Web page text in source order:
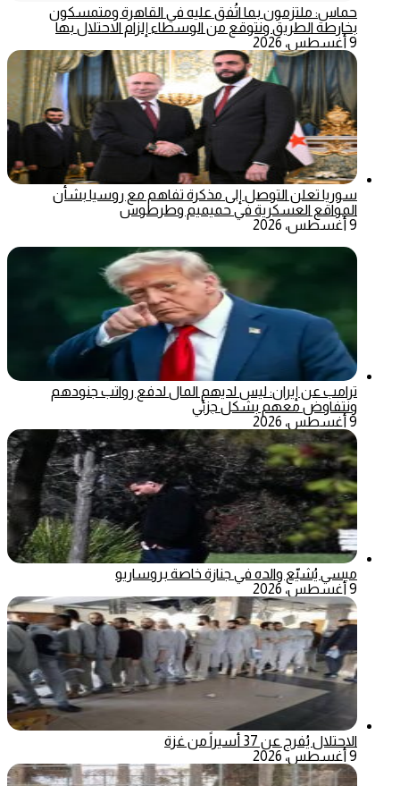
حماس: ملتزمون بما اتُفق عليه في القاهرة ومتمسكون
بخارطة الطريق ونتوقع من الوسطاء إلزام الاحتلال بها
9 أغسطس، 2026
سوريا تعلن التوصل إلى مذكرة تفاهم مع روسيا بشأن
المواقع العسكرية في حميميم وطرطوس
9 أغسطس، 2026
ترامب عن إيران: ليس لديهم المال لدفع رواتب جنودهم
ونتفاوض معهم بشكل جزئي
9 أغسطس، 2026
ميسي يُشيّع والده في جنازة خاصة بروساريو
9 أغسطس، 2026
الاحتلال يُفرج عن 37 أسيراً من غزة
9 أغسطس، 2026